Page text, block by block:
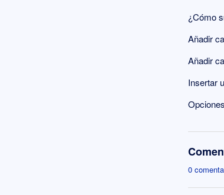
¿Cómo
Añadir
Añadir
Insertar
0